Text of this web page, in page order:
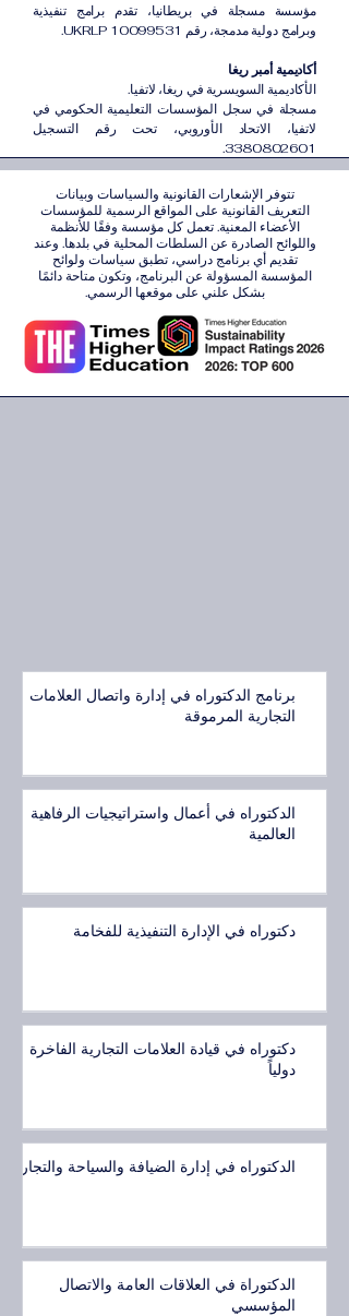
مؤسسة مسجلة في بريطانيا، تقدم برامج تنفيذية
وبرامج دولية مدمجة، رقم UKRLP 10099531.
أكاديمية أمبر ريغا
الأكاديمية السويسرية في ريغا، لاتفيا.
مسجلة في سجل المؤسسات التعليمية الحكومي في
لاتفيا، الاتحاد الأوروبي، تحت رقم التسجيل
3380802601.
تتوفر الإشعارات القانونية والسياسات وبيانات
التعريف القانونية على المواقع الرسمية للمؤسسات
الأعضاء المعنية. تعمل كل مؤسسة وفقًا للأنظمة
واللوائح الصادرة عن السلطات المحلية في بلدها. وعند
تقديم أي برنامج دراسي، تطبق سياسات ولوائح
المؤسسة المسؤولة عن البرنامج، وتكون متاحة دائمًا
بشكل علني على موقعها الرسمي.
برنامج الدكتوراه في إدارة واتصال العلامات
التجارية المرموقة
الدكتوراه في أعمال واستراتيجيات الرفاهية
العالمية
دكتوراه في الإدارة التنفيذية للفخامة
دكتوراه في قيادة العلامات التجارية الفاخرة
دولياً
الدكتوراه في إدارة الضيافة والسياحة والتجارب
الدكتوراة في العلاقات العامة والاتصال
المؤسسي